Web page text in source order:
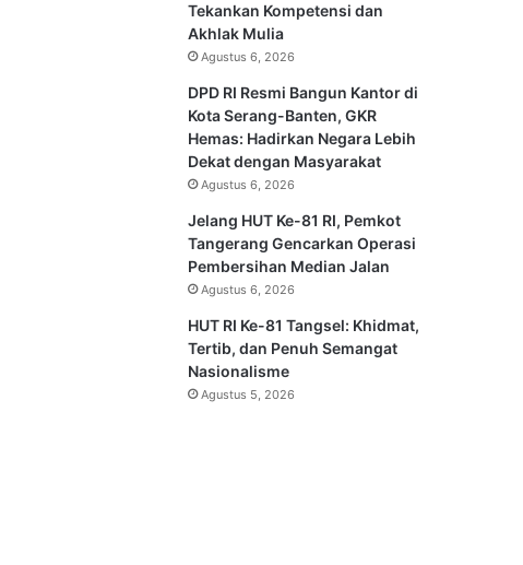
Tekankan Kompetensi dan
Akhlak Mulia
Agustus 6, 2026
DPD RI Resmi Bangun Kantor di
Kota Serang-Banten, GKR
Hemas: Hadirkan Negara Lebih
Dekat dengan Masyarakat
Agustus 6, 2026
Jelang HUT Ke-81 RI, Pemkot
Tangerang Gencarkan Operasi
Pembersihan Median Jalan
Agustus 6, 2026
HUT RI Ke-81 Tangsel: Khidmat,
Tertib, dan Penuh Semangat
Nasionalisme
Agustus 5, 2026